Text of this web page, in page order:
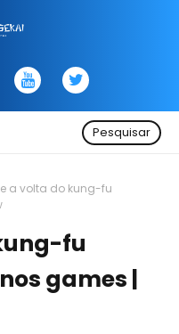
Pesquisar
e a volta do kung-fu
fu
games |